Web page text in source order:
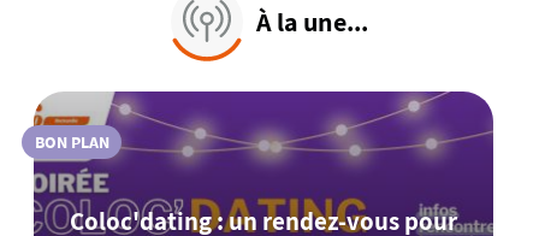
À la une...
BON PLAN
Coloc'dating : un rendez-vous pour